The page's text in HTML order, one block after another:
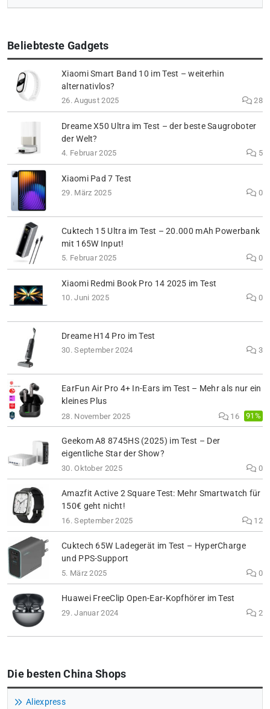
Beliebteste Gadgets
Xiaomi Smart Band 10 im Test – weiterhin
alternativlos?
26. August 2025 28
Dreame X50 Ultra im Test – der beste Saugroboter
der Welt?
4. Februar 2025 5
Xiaomi Pad 7 Test
29. März 2025 0
Cuktech 15 Ultra im Test – 20.000 mAh Powerbank
mit 165W Input!
5. Februar 2025 0
Xiaomi Redmi Book Pro 14 2025 im Test
10. Juni 2025 0
Dreame H14 Pro im Test
30. September 2024 3
EarFun Air Pro 4+ In-Ears im Test – Mehr als nur ein
kleines Plus
28. November 2025 16 91%
Geekom A8 8745HS (2025) im Test – Der
eigentliche Star der Show?
30. Oktober 2025 0
Amazfit Active 2 Square Test: Mehr Smartwatch für
150€ geht nicht!
16. September 2025 12
Cuktech 65W Ladegerät im Test – HyperCharge
und PPS-Support
5. März 2025 0
Huawei FreeClip Open-Ear-Kopfhörer im Test
29. Januar 2024 2
Die besten China Shops
Aliexpress